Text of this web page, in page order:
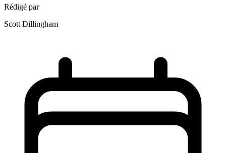
Rédigé par
Scott Dillingham